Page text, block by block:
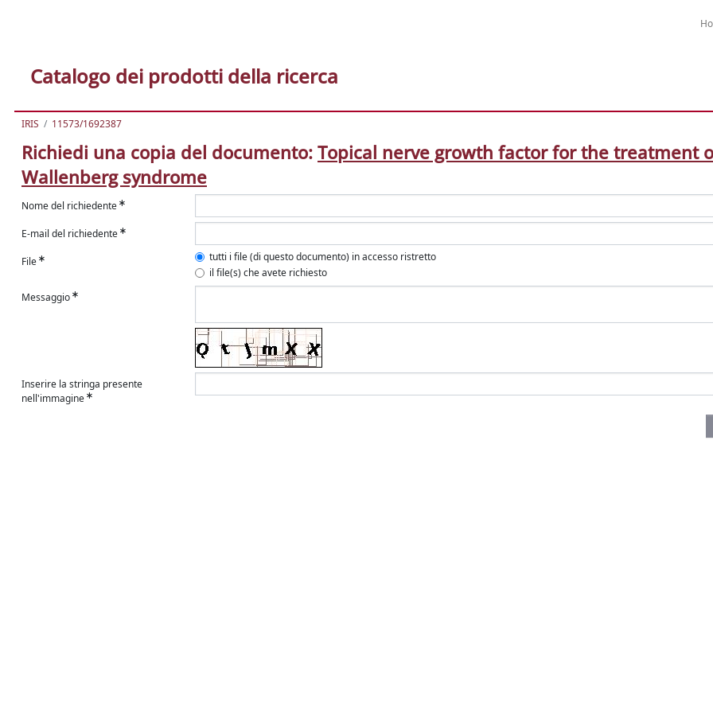
Catalogo dei prodotti della ricerca
IRIS 11573/1692387
Richiedi una copia del documento: Topical nerve growth factor for the treatment
Wallenberg syndrome
Nome del richiedente
E-mail del richiedente
File
tutti i file (di questo documento) in accesso ristretto
il file(s) che avete richiesto
Messaggio
Inserire la stringa presente
nell'immagine